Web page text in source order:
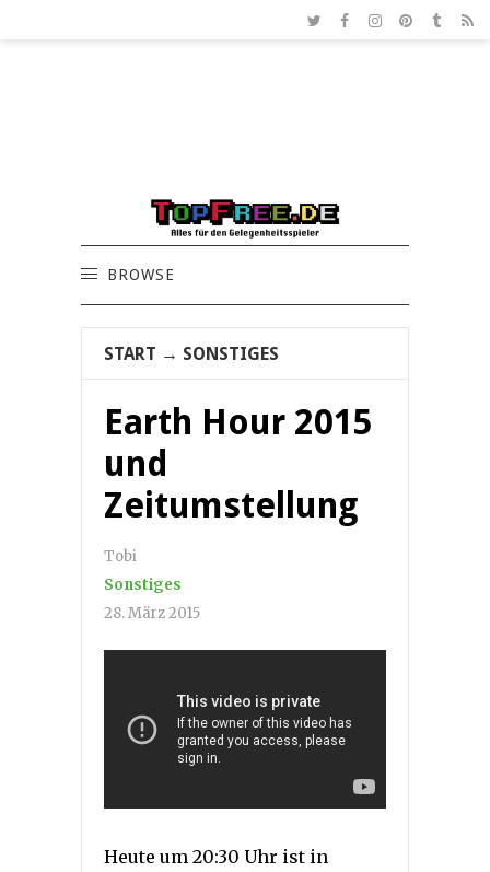
BROWSE
START → SONSTIGES
Earth Hour 2015
und
Zeitumstellung
Tobi
Sonstiges
28. März 2015
Heute um 20:30 Uhr ist in